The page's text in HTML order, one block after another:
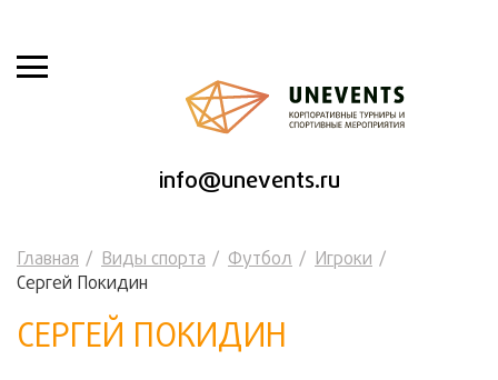
info@unevents.ru
Главная Виды спорта Футбол
Игроки
Сергей Покидин
СЕРГЕЙ ПОКИДИН